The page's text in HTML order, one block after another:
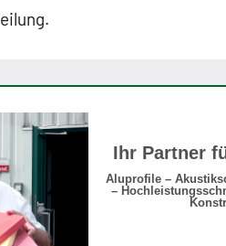
Ihr Partner
Aluprofile –
–